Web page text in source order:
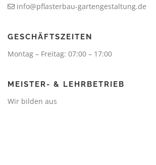
info@pflasterbau-gartengestaltung.de
GESCHÄFTSZEITEN
Montag – Freitag: 07:00 – 17:00
MEISTER- & LEHRBETRIEB
Wir bilden aus